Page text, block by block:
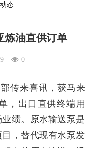
态
炼油直供订单
0
传来喜讯，获马来
，出口直供终端用
绩。原水输送泵是
，替代现有水泵发